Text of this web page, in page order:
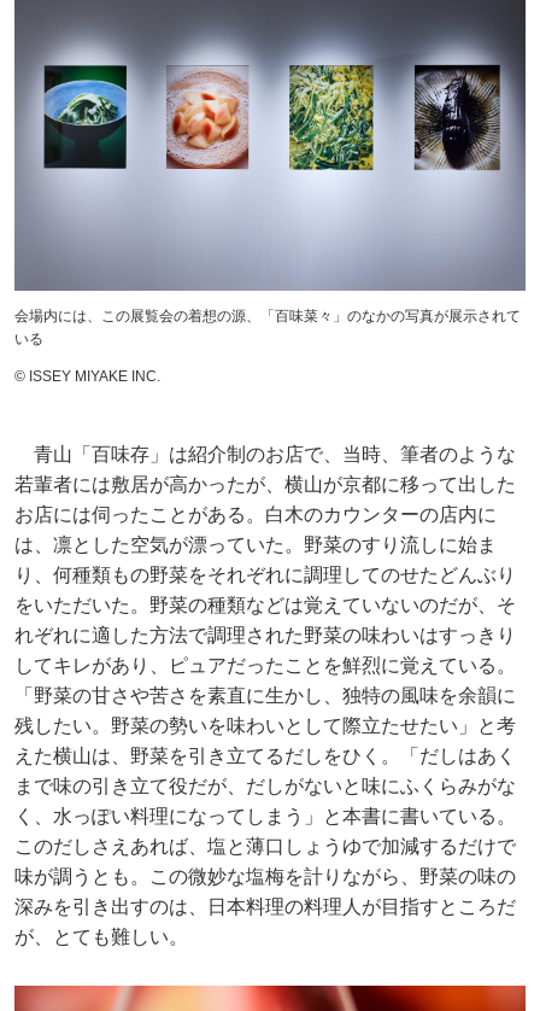
会場内には、この展覧会の着想の源、「百味菜々」のなかの写真が展示されて
いる
©︎ ISSEY MIYAKE INC.
青山「百味存」は紹介制のお店で、当時、筆者のような
若輩者には敷居が高かったが、横山が京都に移って出した
お店には伺ったことがある。白木のカウンターの店内に
は、凛とした空気が漂っていた。野菜のすり流しに始ま
り、何種類もの野菜をそれぞれに調理してのせたどんぶり
をいただいた。野菜の種類などは覚えていないのだが、そ
れぞれに適した方法で調理された野菜の味わいはすっきり
してキレがあり、ピュアだったことを鮮烈に覚えている。
「野菜の甘さや苦さを素直に生かし、独特の風味を余韻に
残したい。野菜の勢いを味わいとして際立たせたい」と考
えた横山は、野菜を引き立てるだしをひく。「だしはあく
まで味の引き立て役だが、だしがないと味にふくらみがな
く、水っぽい料理になってしまう」と本書に書いている。
このだしさえあれば、塩と薄口しょうゆで加減するだけで
味が調うとも。この微妙な塩梅を計りながら、野菜の味の
深みを引き出すのは、日本料理の料理人が目指すところだ
が、とても難しい。